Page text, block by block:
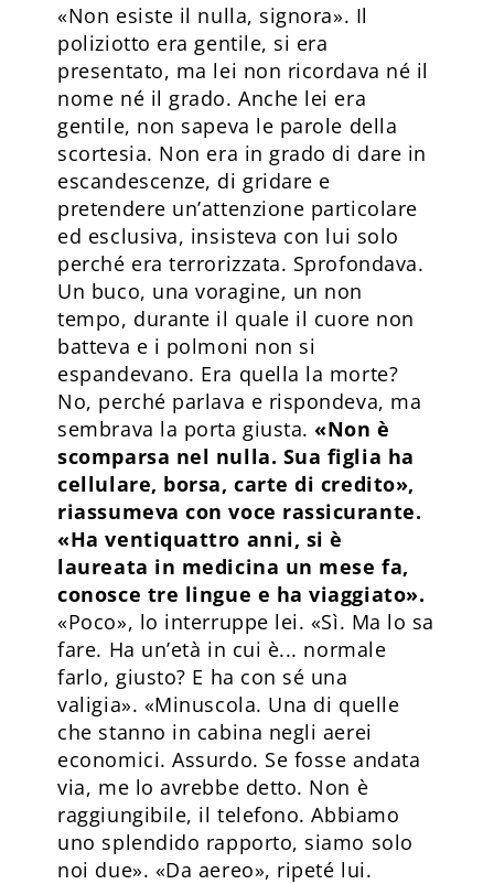
«Non esiste il nulla, signora». Il
poliziotto era gentile, si era
presentato, ma lei non ricordava né il
nome né il grado. Anche lei era
gentile, non sapeva le parole della
scortesia. Non era in grado di dare in
escandescenze, di gridare e
pretendere un’attenzione particolare
ed esclusiva, insisteva con lui solo
perché era terrorizzata. Sprofondava.
Un buco, una voragine, un non
tempo, durante il quale il cuore non
batteva e i polmoni non si
espandevano. Era quella la morte?
No, perché parlava e rispondeva, ma
sembrava la porta giusta. «Non è
scomparsa nel nulla. Sua figlia ha
cellulare, borsa, carte di credito»,
riassumeva con voce rassicurante.
«Ha ventiquattro anni, si è
laureata in medicina un mese fa,
conosce tre lingue e ha viaggiato».
«Poco», lo interruppe lei. «Sì. Ma lo sa
fare. Ha un’età in cui è... normale
farlo, giusto? E ha con sé una
valigia». «Minuscola. Una di quelle
che stanno in cabina negli aerei
economici. Assurdo. Se fosse andata
via, me lo avrebbe detto. Non è
raggiungibile, il telefono. Abbiamo
uno splendido rapporto, siamo solo
noi due». «Da aereo», ripeté lui.